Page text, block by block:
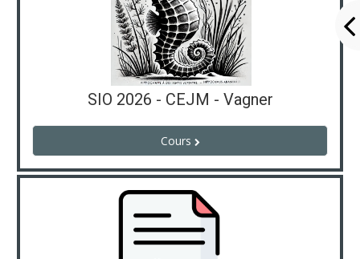
SIO 2026 - CEJM - Vagner
Cours